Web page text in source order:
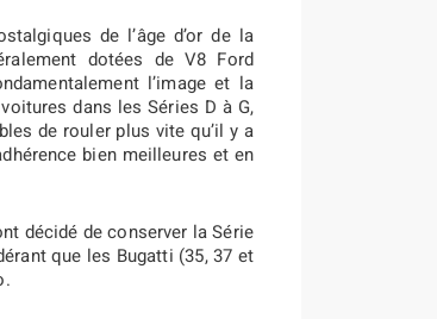
de l’âge d’or de la
dotées de V8 Ford
l’image et la
dans les Séries D à G,
de rouler plus vite qu’il y a
bien meilleures et en
décidé de conserver la Série
que les Bugatti (35, 37 et